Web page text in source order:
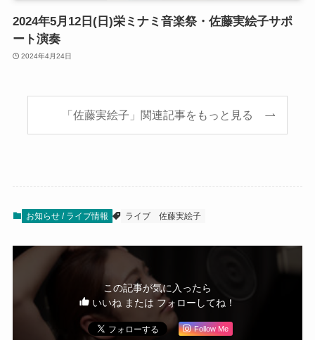
2024年5月12日(日)栄ミナミ音楽祭・佐藤実絵子サポ
ート演奏
2024年4月24日
「佐藤実絵子」関連記事をもっと見る
お知らせ / ライブ情報 ライブ 佐藤実絵子
この記事が気に入ったら
いいね または フォローしてね！
Follow Me